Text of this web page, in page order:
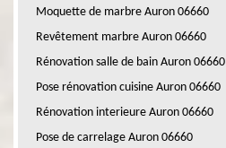
Moquette de marbre Auron 06660
Revêtement marbre Auron 06660
Rénovation salle de bain Auron 06660
Pose rénovation cuisine Auron 06660
Rénovation interieure Auron 06660
Pose de carrelage Auron 06660